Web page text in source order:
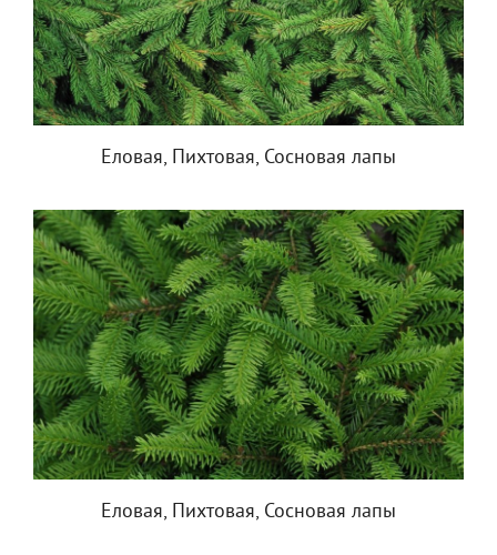
Еловая, Пихтовая, Сосновая лапы
Еловая, Пихтовая, Сосновая лапы